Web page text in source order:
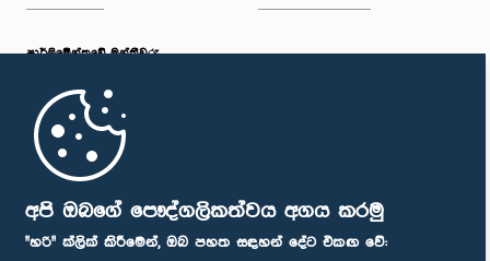
අපි ඔබගේ පෞද්ගලිකත්වය අගය කරමු
"හරි" ක්ලික් කිරීමෙන්, ඔබ පහත සඳහන් දේට එකඟ වේ:
පාර්ලි‌මේන්තුවේ මන්ත්‍රීවරු
මුල් පිටුව
පාර්ලිමේන්තු ජංගම යෙදුම